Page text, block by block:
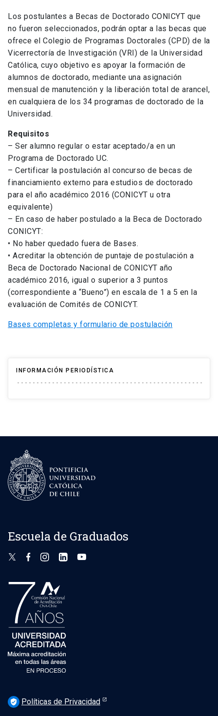
Los postulantes a Becas de Doctorado CONICYT que
no fueron seleccionados, podrán optar a las becas que
ofrece el Colegio de Programas Doctorales (CPD) de la
Vicerrectoría de Investigación (VRI) de la Universidad
Católica, cuyo objetivo es apoyar la formación de
alumnos de doctorado, mediante una asignación
mensual de manutención y la liberación total de arancel,
en cualquiera de los 34 programas de doctorado de la
Universidad.
Requisitos
– Ser alumno regular o estar aceptado/a en un
Programa de Doctorado UC.
– Certificar la postulación al concurso de becas de
financiamiento externo para estudios de doctorado
para el año académico 2016 (CONICYT u otra
equivalente)
– En caso de haber postulado a la Beca de Doctorado
CONICYT:
• No haber quedado fuera de Bases.
• Acreditar la obtención de puntaje de postulación a
Beca de Doctorado Nacional de CONICYT año
académico 2016, igual o superior a 3 puntos
(correspondiente a “Bueno”) en escala de 1 a 5 en la
evaluación de Comités de CONICYT.
Bases completas y formulario de postulación
INFORMACIÓN PERIODÍSTICA
Escuela de Graduados
verified_user Políticas de Privacidad